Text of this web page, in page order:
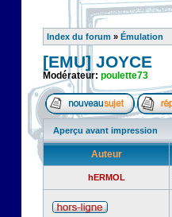
Index du forum » Émulation
[EMU] JOYCE
Modérateur: poulette73
Aperçu avant impression
Auteur
hERMOL